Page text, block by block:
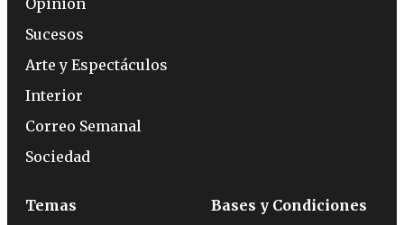
Sucesos
Arte y Espectáculos
Interior
Correo Semanal
Sociedad
Temas
Bases y Condiciones